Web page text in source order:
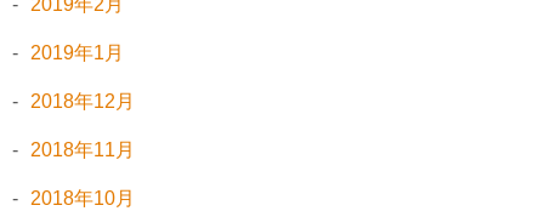
2019年1月
2018年12月
2018年11月
2018年10月